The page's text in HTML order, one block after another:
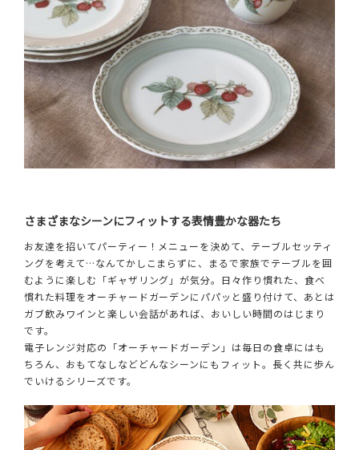
さまざまなシーンにフィットする表情豊かな器たち
お友達を招いてパーティー！メニューを決めて、テーブルセッティ
ングを考えて…なんてかしこまらずに、まるで家族でテーブルを囲
むように楽しむ「ギャザリング」が気分。日々作り慣れた、食べ
慣れた料理をオーチャードガーデンにパパッと盛り付けて、あとは
ガブ飲みワインと楽しい会話があれば、おいしい時間のはじまり
です。
電子レンジ対応の「オーチャードガーデン」は毎日の食卓にはも
ちろん、おもてなしなどどんなシーンにもフィット。長く共に歩ん
でいけるシリーズです。